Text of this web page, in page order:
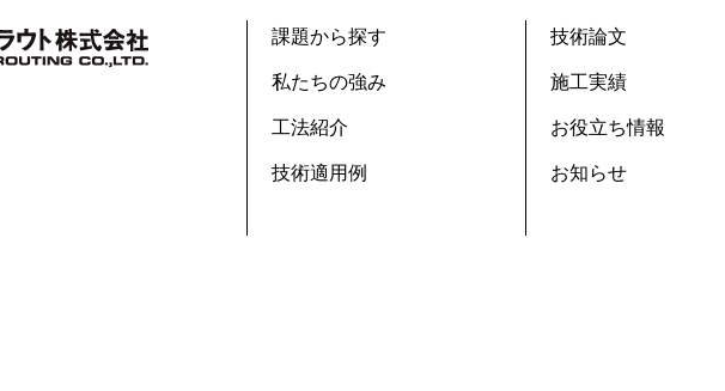
課題から探す
私たちの強み
工法紹介
技術適用例
技術論文
施工実績
お役立ち情報
お知らせ